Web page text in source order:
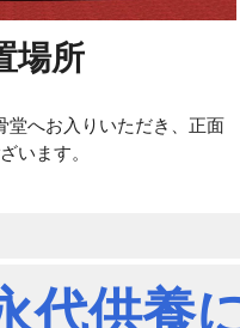
場所
堂へお入りいただき、正面
います。
代供養